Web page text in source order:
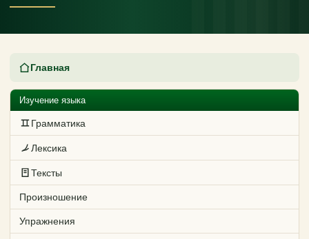
Главная
Изучение языка
Грамматика
Лексика
Тексты
Произношение
Упражнения